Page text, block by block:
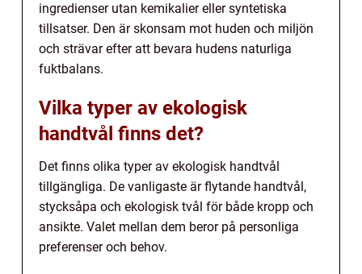
ingredienser utan kemikalier eller syntetiska
tillsatser. Den är skonsam mot huden och miljön
och strävar efter att bevara hudens naturliga
fuktbalans.
Vilka typer av ekologisk
handtvål finns det?
Det finns olika typer av ekologisk handtvål
tillgängliga. De vanligaste är flytande handtvål,
stycksåpa och ekologisk tvål för både kropp och
ansikte. Valet mellan dem beror på personliga
preferenser och behov.